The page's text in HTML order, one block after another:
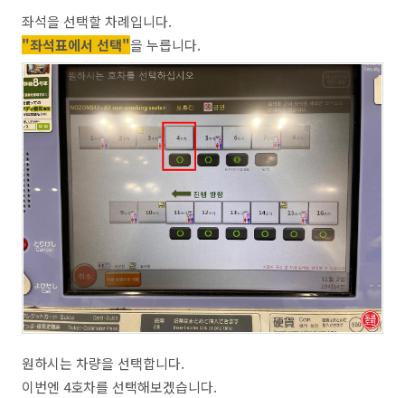
좌석을 선택할 차례입니다.
"좌석표에서 선택"을 누릅니다.
원하시는 차량을 선택합니다.
이번엔 4호차를 선택해보겠습니다.